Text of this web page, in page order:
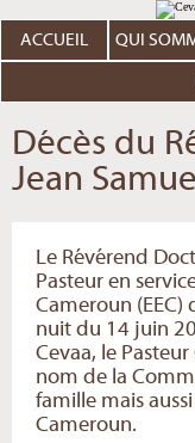
au
contenu.
Aller
personnels
ACCUEIL QUI
Décès du
Jean
Le Révérend
Pasteur en
Cameroun (EEC)
nuit du 14 juin
Cevaa, le
nom de la
famille mais
Cameroun.